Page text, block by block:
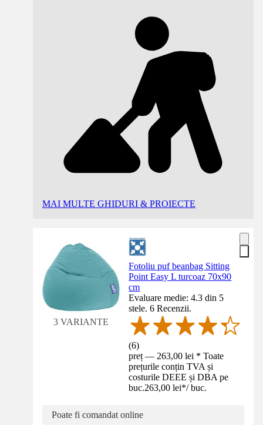
MAI MULTE GHIDURI & PROIECTE
3 VARIANTE
Fotoliu puf beanbag Sitting
Point Easy L turcoaz 70x90
cm
Evaluare medie: 4.3 din 5
stele. 6 Recenzii.
(6)
preț — 263,00 lei * Toate
prețurile conțin TVA și
costurile DEEE și DBA pe
buc.263,00 lei*/ buc.
Poate fi comandat online